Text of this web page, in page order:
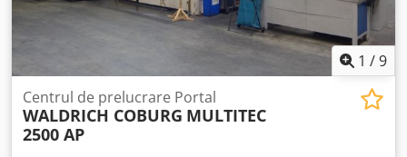
1 /9
Centrul de prelucrare Portal
WALDRICH COBURG MULTITEC
2500 AP